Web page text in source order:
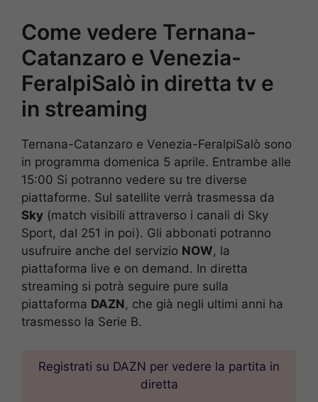
Come vedere Ternana-
Catanzaro e Venezia-
FeralpiSalò in diretta tv e
in streaming
Ternana-Catanzaro e Venezia-FeralpiSalò sono
in programma domenica 5 aprile. Entrambe alle
15:00 Si potranno vedere su tre diverse
piattaforme. Sul satellite verrà trasmessa da
Sky (match visibili attraverso i canali di Sky
Sport, dal 251 in poi). Gli abbonati potranno
usufruire anche del servizio NOW, la
piattaforma live e on demand. In diretta
streaming si potrà seguire pure sulla
piattaforma DAZN, che già negli ultimi anni ha
trasmesso la Serie B.
Registrati su DAZN per vedere la partita in
diretta